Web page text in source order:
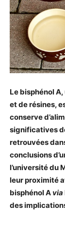
Le bisphénol
et de résines,
conserve
significatives
retrouvées
conclusions
l’université du
leur proximité
bisphénol A via
des